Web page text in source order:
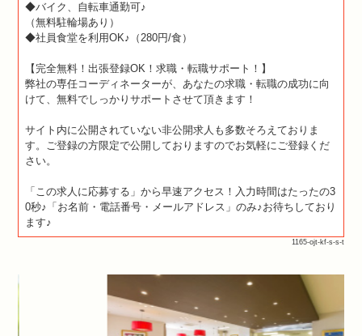
◆バイク、自転車通勤可♪
（無料駐輪場あり）
◆社員食堂を利用OK♪（280円/食）
【完全無料！出張登録OK！求職・転職サポート！】
弊社の専任コーディネーターが、あなたの求職・転職の成功に向
けて、無料でしっかりサポートさせて頂きます！
サイト内に公開されていない非公開求人も多数そろえておりま
す。ご登録の方限定で公開しておりますのでお気軽にご登録くだ
さい。
「この求人に応募する」から早速アクセス！入力時間はたったの3
0秒♪「お名前・電話番号・メールアドレス」のみ♪お待ちしており
ます♪
1165-ojt-kf-s-s-t